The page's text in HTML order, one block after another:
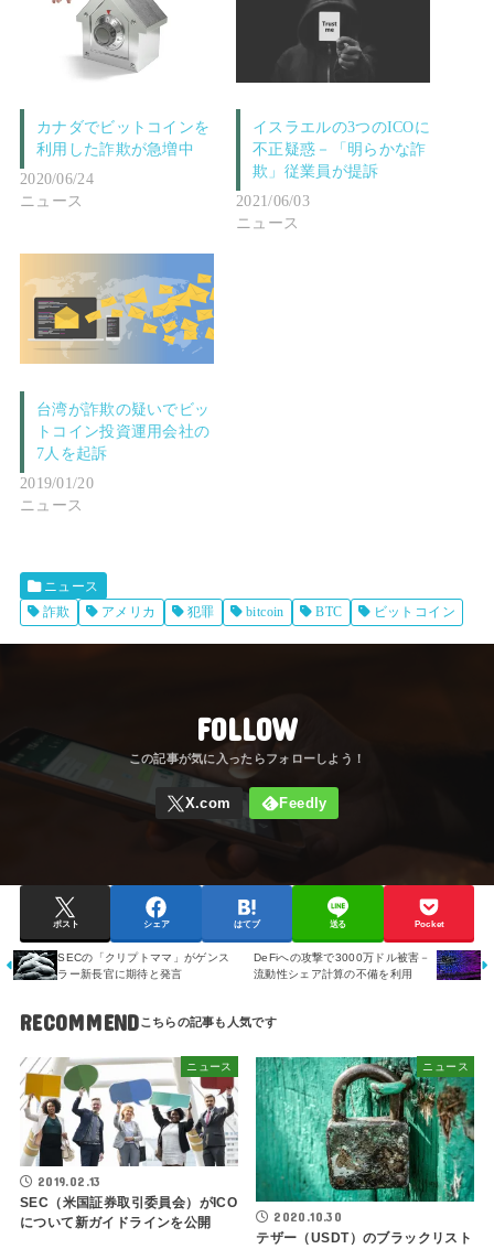
カナダでビットコインを
利用した詐欺が急増中
2020/06/24
ニュース
イスラエルの3つのICOに
不正疑惑－「明らかな詐
欺」従業員が提訴
2021/06/03
ニュース
台湾が詐欺の疑いでビッ
トコイン投資運用会社の
7人を起訴
2019/01/20
ニュース
ニュース
詐欺
アメリカ 犯罪 bitcoin BTC ビットコイン
FOLLOW
ポスト シェア はてブ 送る Pocket
SECの「クリプトママ」がゲンス
ラー新長官に期待と発言
DeFiへの攻撃で3000万ドル被害－
流動性シェア計算の不備を利用
RECOMMEND
ニュース
2019.02.13
SEC（米国証券取引委員会）がICO
について新ガイドラインを公開
ニュース
2020.10.30
テザー（USDT）のブラックリスト